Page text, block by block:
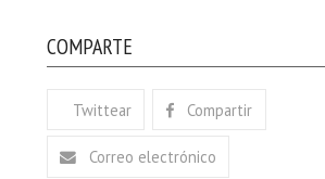
COMPARTE
Twittear Compartir
Correo electrónico